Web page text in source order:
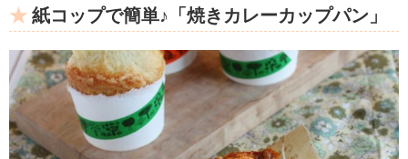
紙コップで簡単♪「焼きカレーカップパン」